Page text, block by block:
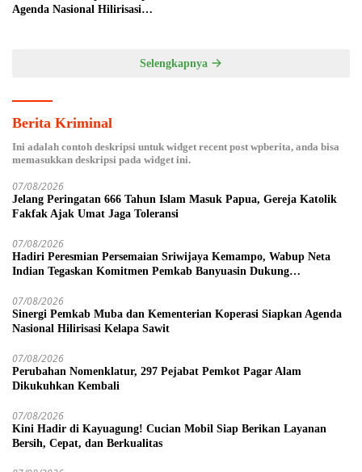
Agenda Nasional Hilirisasi
Selengkapnya
Berita Kriminal
Ini adalah contoh deskripsi untuk widget recent post wpberita, anda bisa
memasukkan deskripsi pada widget ini.
07/08/2026
Jelang Peringatan 666 Tahun Islam Masuk Papua, Gereja Katolik
Fakfak Ajak Umat Jaga Toleransi
07/08/2026
Hadiri Peresmian Persemaian Sriwijaya Kemampo, Wabup Neta
Indian Tegaskan Komitmen Pemkab Banyuasin Dukung
07/08/2026
Sinergi Pemkab Muba dan Kementerian Koperasi Siapkan Agenda
Nasional Hilirisasi Kelapa Sawit
07/08/2026
Perubahan Nomenklatur, 297 Pejabat Pemkot Pagar Alam
Dikukuhkan Kembali
07/08/2026
Kini Hadir di Kayuagung! Cucian Mobil Siap Berikan Layanan
Bersih, Cepat, dan Berkualitas